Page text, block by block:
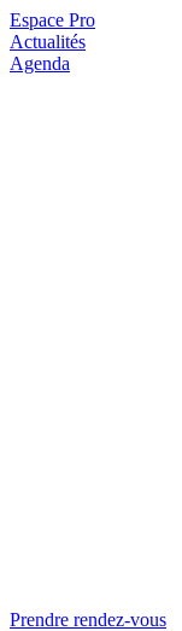
Espace Pro
Actualités
Agenda
Prendre rendez-vous